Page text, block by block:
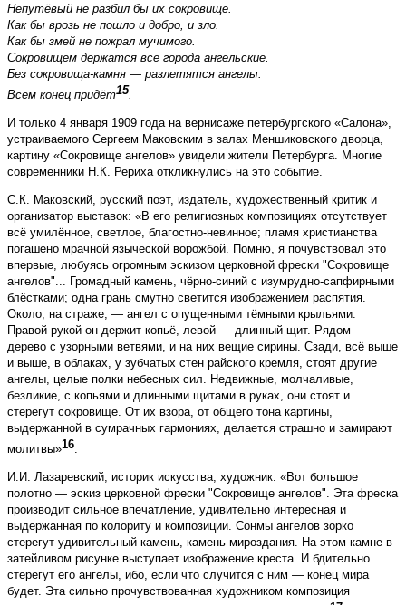
Непутёвый не разбил бы их сокровище.
Как бы врозь не пошло и добро, и зло.
Как бы змей не пожрал мучимого.
Сокровищем держатся все города ангельские.
Без сокровища-камня — разлетятся ангелы.
Всем конец придёт15
И только 4 января 1909 года на вернисаже петербургского «Салона»,
устраиваемого Сергеем Маковским в залах Меншиковского дворца,
картину «Сокровище ангелов» увидели жители Петербурга. Многие
современники Н.К. Рериха откликнулись на это событие.
С.К. Маковский, русский поэт, издатель, художественный критик и
организатор выставок: «В его религиозных композициях отсутствует
всё умилённое, светлое, благостно-невинное; пламя христианства
погашено мрачной языческой ворожбой. Помню, я почувствовал это
впервые, любуясь огромным эскизом церковной фрески "Сокровище
ангелов"... Громадный камень, чёрно-синий с изумрудно-сапфирными
блёстками; одна грань смутно светится изображением распятия.
Около, на страже, — ангел с опущенными тёмными крыльями.
Правой рукой он держит копьё, левой — длинный щит. Рядом —
дерево с узорными ветвями, и на них вещие сирины. Сзади, всё выше
и выше, в облаках, у зубчатых стен райского кремля, стоят другие
ангелы, целые полки небесных сил. Недвижные, молчаливые,
безликие, с копьями и длинными щитами в руках, они стоят и
стерегут сокровище. От их взора, от общего тона картины,
выдержанной в сумрачных гармониях, делается страшно и замирают
молитвы»16.
И.И. Лазаревский, историк искусства, художник: «Вот большое
полотно — эскиз церковной фрески "Сокровище ангелов". Эта фреска
производит сильное впечатление, удивительно интересная и
выдержанная по колориту и композиции. Сонмы ангелов зорко
стерегут удивительный камень, камень мироздания. На этом камне в
затейливом рисунке выступает изображение креста. И бдительно
стерегут его ангелы, ибо, если что случится с ним — конец мира
будет. Эта сильно прочувствованная художником композиция